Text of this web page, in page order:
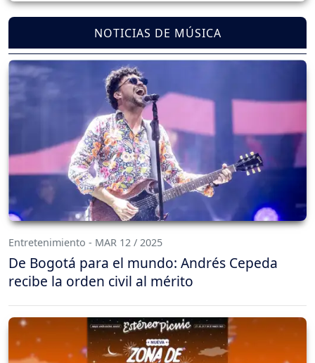
NOTICIAS DE MÚSICA
Entretenimiento - MAR 12 / 2025
De Bogotá para el mundo: Andrés Cepeda
recibe la orden civil al mérito